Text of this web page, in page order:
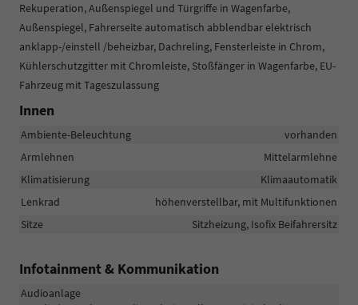
Rekuperation, Außenspiegel und Türgriffe in Wagenfarbe,
Außenspiegel, Fahrerseite automatisch abblendbar elektrisch
anklapp-/einstell /beheizbar, Dachreling, Fensterleiste in Chrom,
Kühlerschutzgitter mit Chromleiste, Stoßfänger in Wagenfarbe, EU-
Fahrzeug mit Tageszulassung
Innen
Ambiente-Beleuchtung
vorhanden
Armlehnen
Mittelarmlehne
Klimatisierung
Klimaautomatik
Lenkrad
höhenverstellbar, mit Multifunktionen
Sitze
Sitzheizung, Isofix Beifahrersitz
Infotainment & Kommunikation
Audioanlage